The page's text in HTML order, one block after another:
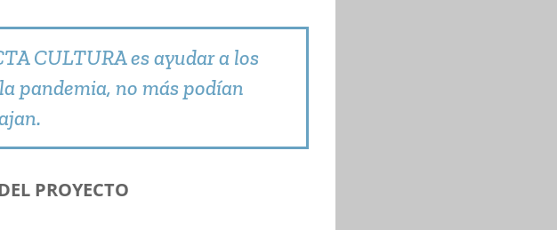
CULTURA es ayudar a los
pandemia, no más podían
PROYECTO